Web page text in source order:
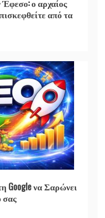
Έφεσο: ο αρχαίος
από τα
Google να Σαρώνει
σας